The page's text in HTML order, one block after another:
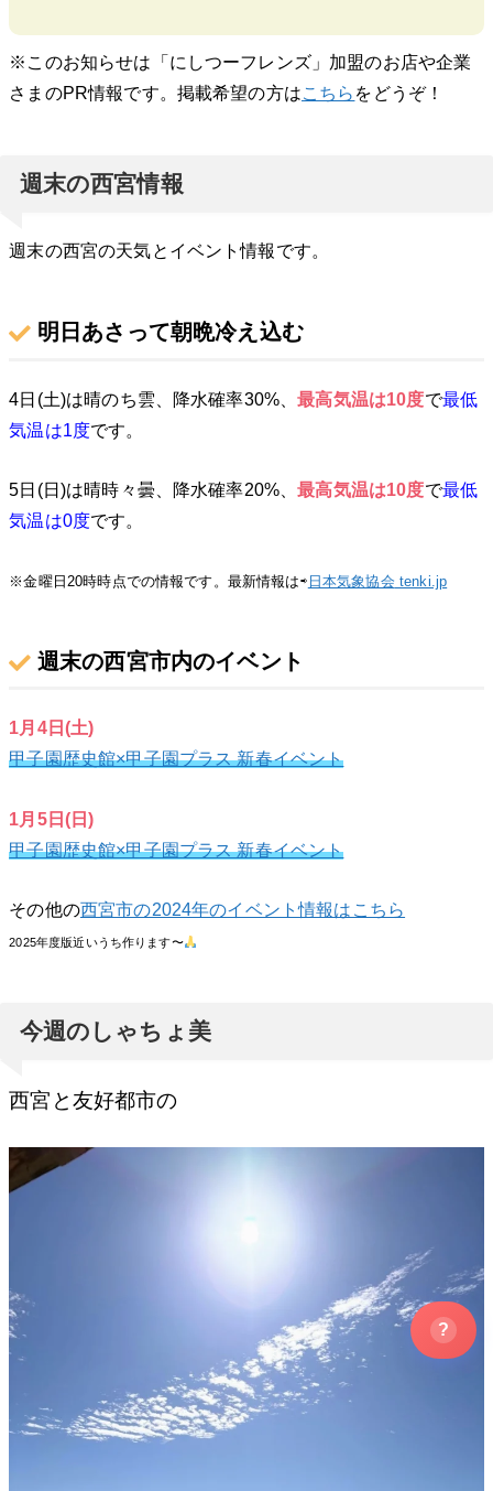
※このお知らせは「にしつーフレンズ」加盟のお店や企業
さまのPR情報です。掲載希望の方はこちら をどうぞ！
週末の西宮情報
週末の西宮の天気とイベント情報です。
明日あさって朝晩冷え込む
4日(土)は晴のち雲、降水確率30%、最高気温は10度で最低
気温は1 度です。
5日(日)は晴時々曇、降水確率20%、最高気温は10度で最低
気温は0度です。
※金曜日20時時点での情報です。最新情報は⇨ 日本気象協会 tenki.jp
週末の西宮市内のイベント
1月4日(土)
甲子園歴史館×甲子園プラス 新春イベント
1月5日(日)
甲子園歴史館×甲子園プラス 新春イベント
その他の西宮市の2024年のイベント情報はこちら
2025年度版近いうち作ります〜
今週のしゃちょ美
西宮と友好都市の
?